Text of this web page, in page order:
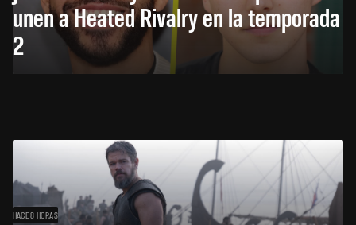
unen a Heated Rivalry en la temporada
2
HACE 8 HORAS